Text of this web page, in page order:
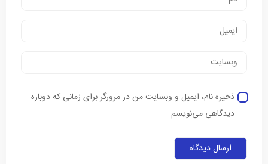
ذخیره نام، ایمیل و وبسایت من در مرورگر برای زمانی که دوباره
دیدگاهی می‌نویسم.